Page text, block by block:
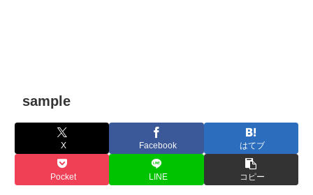
sample
X Facebook はてブ
Pocket LINE コピー